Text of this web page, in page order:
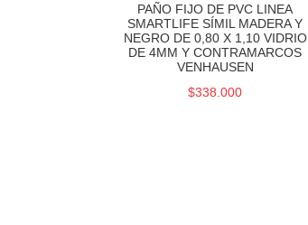
PAÑO FIJO DE PVC LINEA
SMARTLIFE SÍMIL MADERA Y
NEGRO DE 0,80 X 1,10 VIDRIO
DE 4MM Y CONTRAMARCOS
VENHAUSEN
$338.000